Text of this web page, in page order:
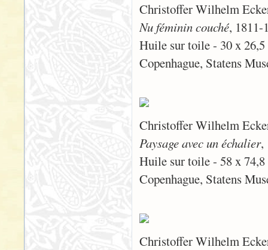
Christoffer Wilhelm
Nu féminin couché, 1811-
Huile sur toile - 30 x 26,5
Copenhague, Statens
Christoffer Wilhelm
Paysage avec un échalier,
Huile sur toile - 58 x 74,8
Copenhague, Statens
Christoffer Wilhelm